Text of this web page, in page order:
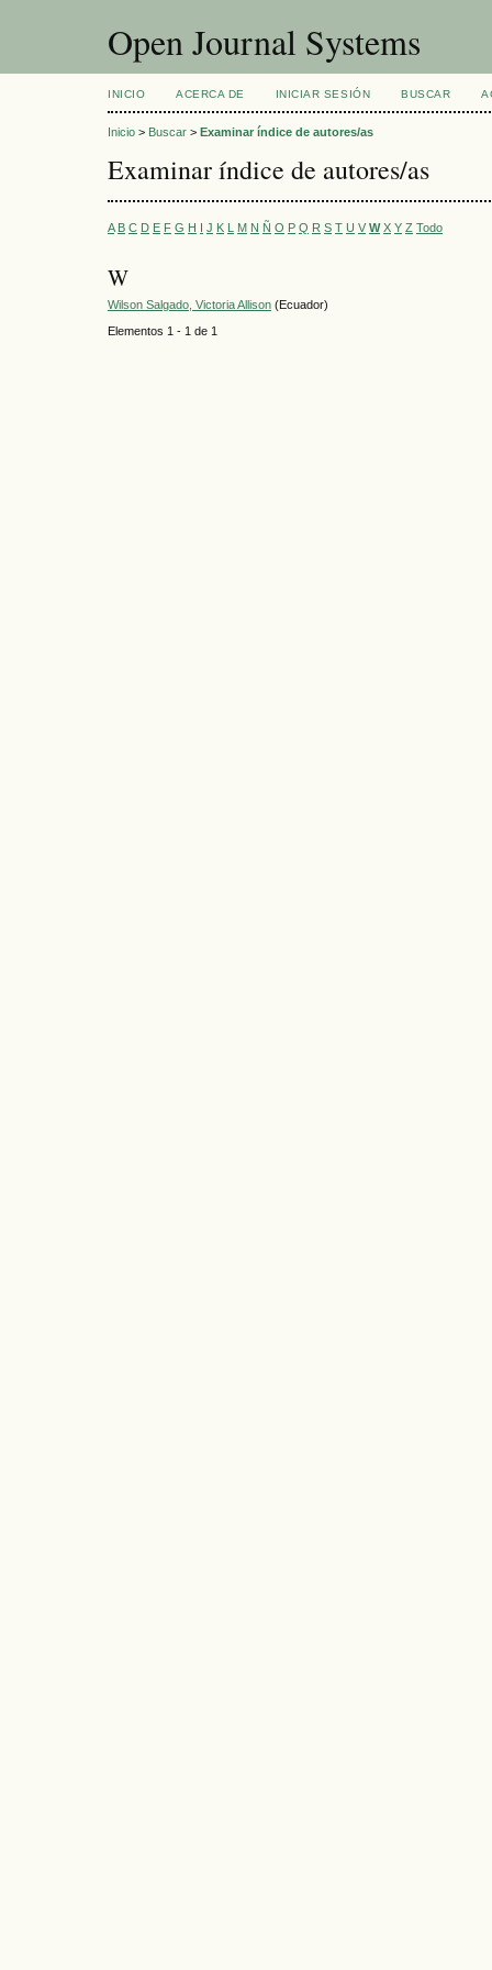
Open Journal Systems
INICIO ACERCA DE INICIAR SESIÓN BUSCAR
Inicio > Buscar > Examinar índice de autores/as
Examinar índice de autores/as
A B C D E F G H I J K L M N Ñ O P Q R S T U V W X Y Z Todo
W
Wilson Salgado, Victoria Allison (Ecuador)
Elementos 1 - 1 de 1